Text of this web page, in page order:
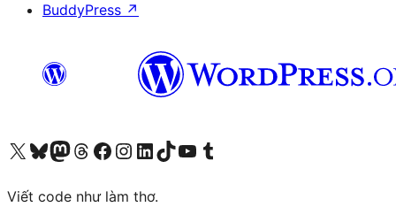
BuddyPress ↗
Truy cập tài khoản X (trước đây là Twitter) của chúng tôiVisit our Bluesky account
Visit our Mastodon account
Visit our Threads account
Xem trang Facebook của chúng tôiTruy cập tài khoản Instagram của chúng tôiTruy cập tài khoản LinkedIn của chúng tôiVisit our TikTok account
Truy cập kênh YouTube của chúng tôi Visit our Tumblr account
Viết code như làm thơ.